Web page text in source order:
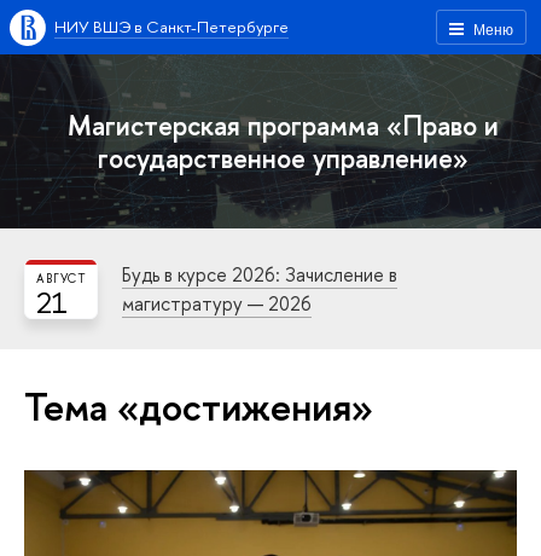
Меню
НИУ ВШЭ в Санкт-Петербурге
Магистерская программа «Право и
государственное управление»
21
АВГУСТ
Будь в курсе 2026: Зачисление в
магистратуру — 2026
Тема «достижения»